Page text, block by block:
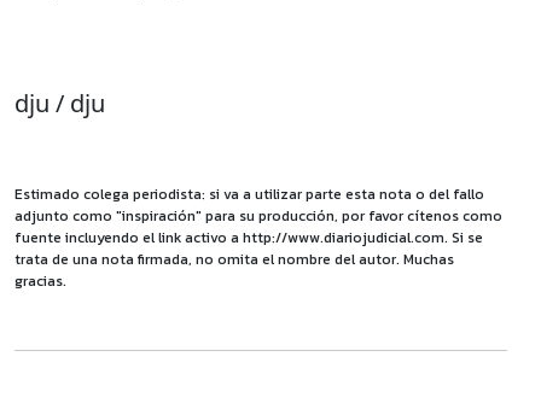
dju / dju
Estimado colega periodista: si va a utilizar parte esta nota o del fallo
adjunto como "inspiración" para su producción, por favor cítenos como
fuente incluyendo el link activo a http://www.diariojudicial.com. Si se
trata de una nota firmada, no omita el nombre del autor. Muchas
gracias.